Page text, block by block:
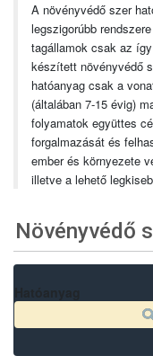
A növényvédő szer
legszigorúbb
tagállamok csak az
készített növényvédő
hatóanyag csak a
(általában 7-15 évig)
folyamatok együttes
forgalmazását és
ember és környezete
illetve a lehető
Növényvédő